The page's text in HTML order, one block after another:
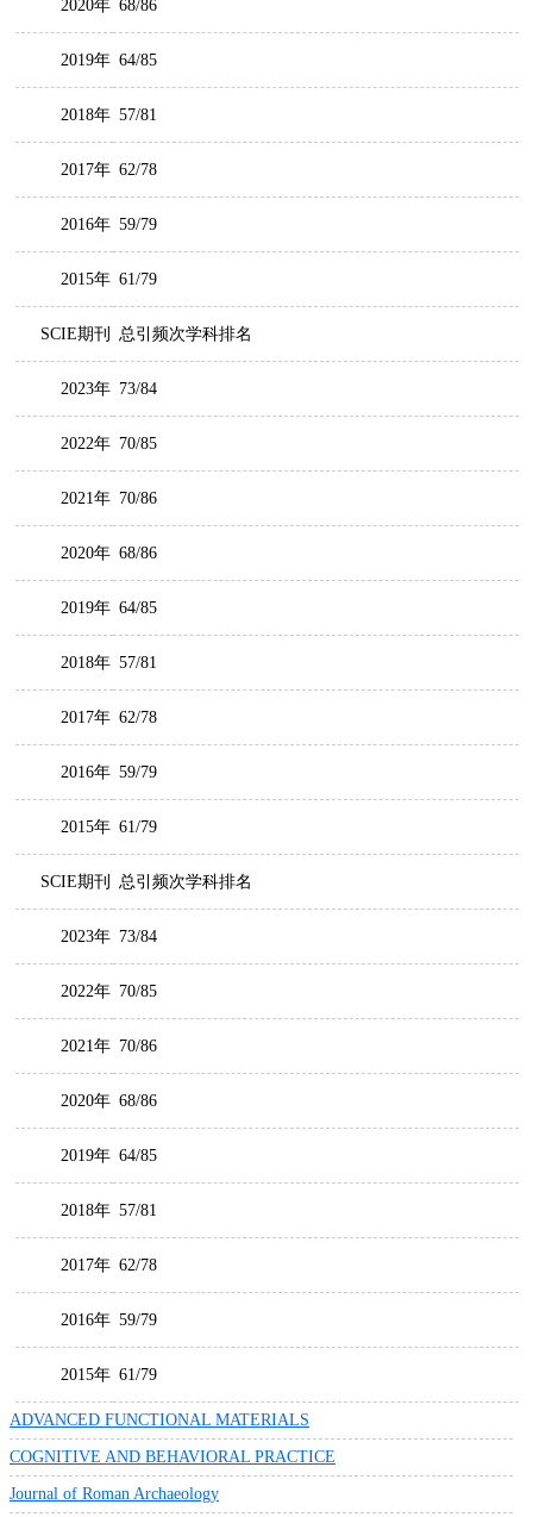
2020年 68/86
2019年 64/85
2018年 57/81
2017年 62/78
2016年 59/79
2015年 61/79
SCIE期刊 总引频次学科排名
2023年 73/84
2022年 70/85
2021年 70/86
2020年 68/86
2019年 64/85
2018年 57/81
2017年 62/78
2016年 59/79
2015年 61/79
SCIE期刊 总引频次学科排名
2023年 73/84
2022年 70/85
2021年 70/86
2020年 68/86
2019年 64/85
2018年 57/81
2017年 62/78
2016年 59/79
2015年 61/79
ADVANCED FUNCTIONAL MATERIALS
COGNITIVE AND BEHAVIORAL PRACTICE
Journal of Roman Archaeology